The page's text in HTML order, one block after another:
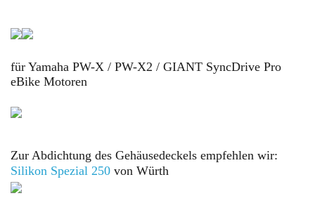
für Yamaha PW-X / PW-X2 / GIANT SyncDrive Pro
eBike Motoren
Zur Abdichtung des Gehäusedeckels empfehlen wir:
Silikon Spezial 250 von Würth